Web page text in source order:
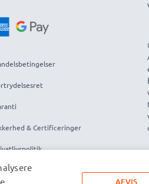
& Certificeringer
AFVIS